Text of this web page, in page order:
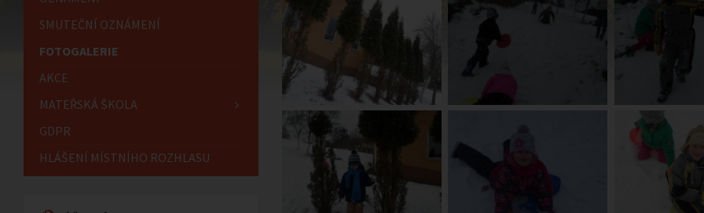
SMUTEČNÍ OZNÁMENÍ
FOTOGALERIE
AKCE
MATEŘSKÁ ŠKOLA
GDPR
HLÁŠENÍ MÍSTNÍHO ROZHLASU